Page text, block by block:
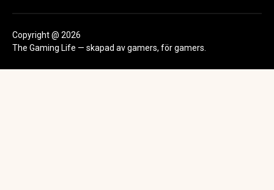
Copyright @ 2026
The Gaming Life — skapad av gamers, för gamers.